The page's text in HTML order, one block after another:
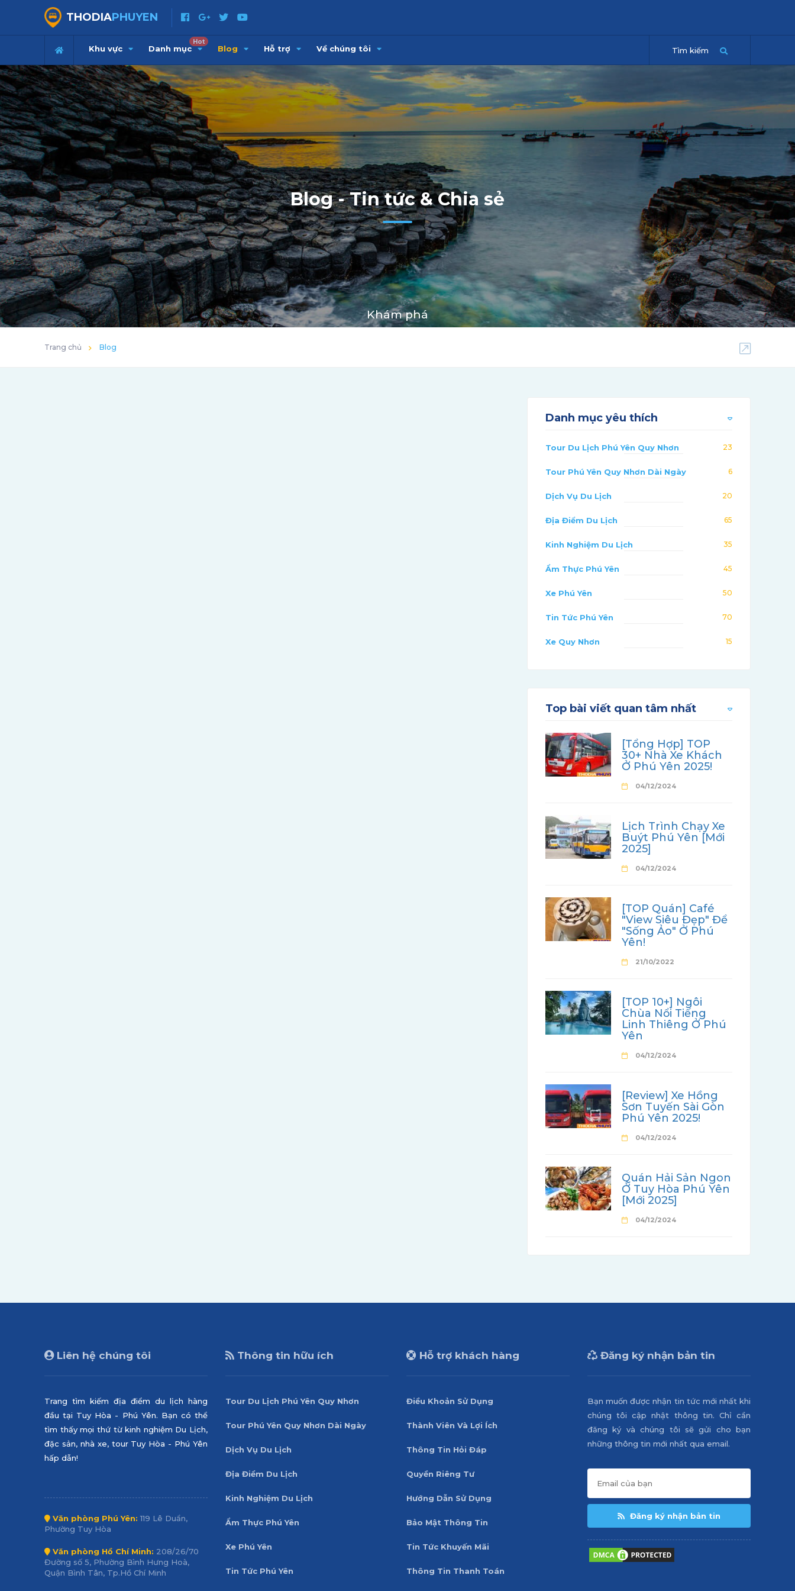
THODIAPHUYEN
Tìm kiếm
Khu vực Danh mục
Hot
Blog Hỗ trợ Về chúng tôi
Blog - Tin tức & Chia sẻ
Khám phá
Trang chủ Blog
Danh mục yêu thích
Tour Du Lịch Phú Yên Quy Nhơn 23
Tour Phú Yên Quy Nhơn Dài Ngày 6
Dịch Vụ Du Lịch 20
Địa Điểm Du Lịch 65
Kinh Nghiệm Du Lịch 35
Ẩm Thực Phú Yên 45
Xe Phú Yên 50
Tin Tức Phú Yên 70
Xe Quy Nhơn 15
Top bài viết quan tâm nhất
[Tổng Hợp] TOP
30+ Nhà Xe Khách
Ở Phú Yên 2025!
04/12/2024
Lịch Trình Chạy Xe
Buýt Phú Yên [Mới
2025]
04/12/2024
[TOP Quán] Café
"View Siêu Đẹp" Để
"Sống Ảo" Ở Phú
Yên!
21/10/2022
[TOP 10+] Ngôi
Chùa Nổi Tiếng
Linh Thiêng Ở Phú
Yên
04/12/2024
[Review] Xe Hồng
Sơn Tuyến Sài Gòn
Phú Yên 2025!
04/12/2024
Quán Hải Sản Ngon
Ở Tuy Hòa Phú Yên
[Mới 2025]
04/12/2024
Liên hệ chúng tôi
Trang tìm kiếm địa điểm du lịch hàng
đầu tại Tuy Hòa - Phú Yên. Bạn có thể
tìm thấy mọi thứ từ kinh nghiệm Du Lịch,
đặc sản, nhà xe, tour Tuy Hòa - Phú Yên
hấp dẫn!
Văn phòng Phú Yên: 119 Lê Duẩn,
Phường Tuy Hòa
Văn phòng Hồ Chí Minh: 208/26/70
Đường số 5, Phường Bình Hưng Hoà,
Quận Bình Tân, Tp.Hồ Chí Minh
Thông tin hữu ích
Tour Du Lịch Phú Yên Quy Nhơn
Tour Phú Yên Quy Nhơn Dài Ngày
Dịch Vụ Du Lịch
Địa Điểm Du Lịch
Kinh Nghiệm Du Lịch
Ẩm Thực Phú Yên
Xe Phú Yên
Tin Tức Phú Yên
Hỗ trợ khách hàng
Điều Khoản Sử Dụng
Thành Viên Và Lợi Ích
Thông Tin Hỏi Đáp
Quyền Riêng Tư
Hướng Dẫn Sử Dụng
Bảo Mật Thông Tin
Tin Tức Khuyến Mãi
Thông Tin Thanh Toán
Đăng ký nhận bản tin
Bạn muốn được nhận tin tức mới nhất khi
chúng tôi cập nhật thông tin. Chỉ cần
đăng ký và chúng tôi sẽ gửi cho bạn
những thông tin mới nhất qua email.
Đăng ký nhận bản tin